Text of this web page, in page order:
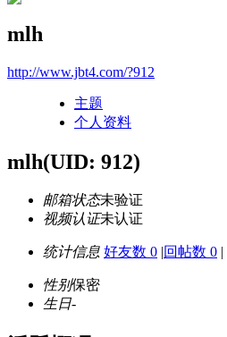
mlh
http://www.jbt4.com/?912
主题
个人资料
mlh(UID: 912)
邮箱状态未验证
视频认证未认证
统计信息 好友数 0 |回帖数 0 |
性别保密
生日-